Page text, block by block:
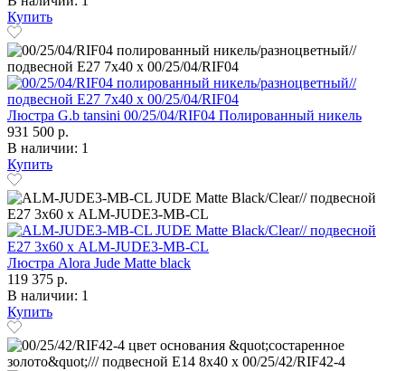
Купить
Люстра G.b tansini 00/25/04/RIF04 Полированный никель
931 500 р.
В наличии: 1
Купить
Люстра Alora Jude Matte black
119 375 р.
В наличии: 1
Купить